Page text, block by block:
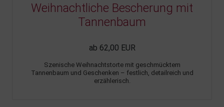
Weihnachtliche Bescherung mit
Tannenbaum
ab 62,00 EUR
Szenische Weihnachtstorte mit geschmücktem
Tannenbaum und Geschenken – festlich, detailreich und
erzählerisch.